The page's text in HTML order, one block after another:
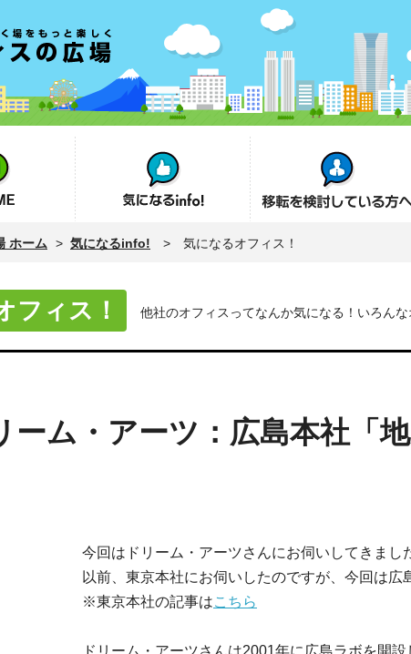
ホーム > 気になるinfo! > 気になるオフィス！
フィス！ 他社のオフィスってなんか気になる！いろんな
ーム・アーツ：広島本社「
今回はドリーム・アーツさんにお伺いしてきまし
以前、東京本社にお伺いしたのですが、今回は広
※東京本社の記事はこちら
ドリーム・アーツさんは2001年に広島ラボを開